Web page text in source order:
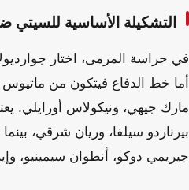
التشكيلة الأساسية
في حراسة المرمى، اختار
أما خط الدفاع فيتكون من ماتيوس
مارك جيهي، ونيكولاس أورايلي.
بيرناردو سيلفا، وريان شرقي،
جيريمي دوكو، أنطوان سيمينيو،